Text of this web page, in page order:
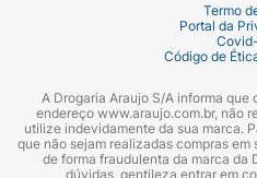
Termo
Portal da
Código de
A Drogaria Araujo S/A informa
endereço www.araujo.com.br, não
utilize indevidamente da sua marca.
que não sejam realizadas compras
de forma fraudulenta da marca da
dúvidas, gentileza entrar em